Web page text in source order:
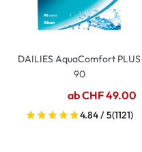
DAILIES AquaComfort PLUS
90
ab CHF 49.00
4.84 / 5(1121)